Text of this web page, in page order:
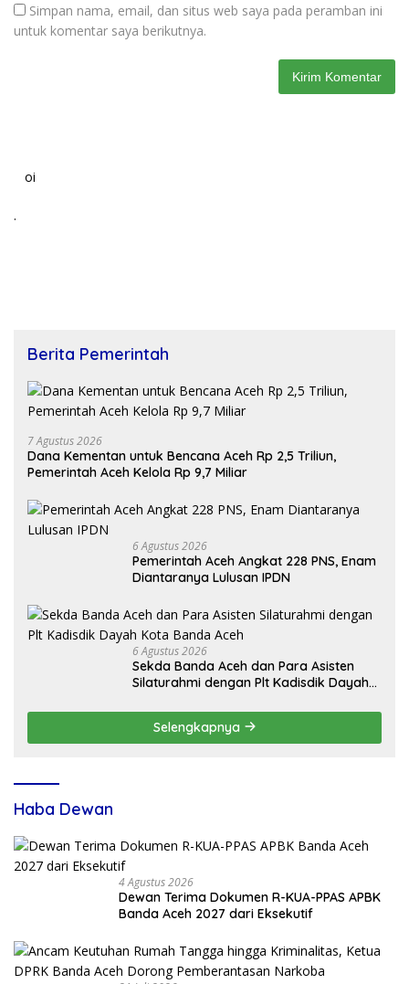
Simpan nama, email, dan situs web saya pada peramban ini
untuk komentar saya berikutnya.
oi
.
Berita Pemerintah
7 Agustus 2026
Dana Kementan untuk Bencana Aceh Rp 2,5 Triliun,
Pemerintah Aceh Kelola Rp 9,7 Miliar
6 Agustus 2026
Pemerintah Aceh Angkat 228 PNS, Enam
Diantaranya Lulusan IPDN
6 Agustus 2026
Sekda Banda Aceh dan Para Asisten
Silaturahmi dengan Plt Kadisdik Dayah
Selengkapnya
Haba Dewan
4 Agustus 2026
Dewan Terima Dokumen R-KUA-PPAS APBK
Banda Aceh 2027 dari Eksekutif